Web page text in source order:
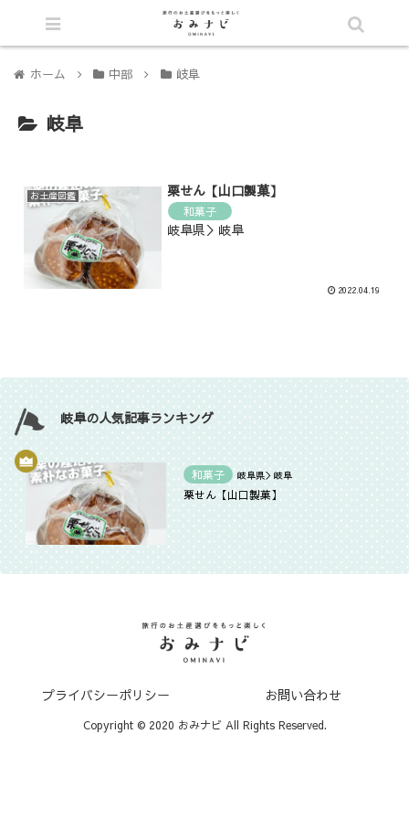
ホーム 中部 岐阜
岐阜
お土産図鑑 栗せん【山口製菓】
和菓子
岐阜県＞岐阜
2022.04.19
岐阜の人気記事ランキング
和菓子 岐阜県＞岐阜
栗せん【山口製菓】
プライバシーポリシー お問い合わせ
Copyright © 2020 おみナビ All Rights Reserved.
シェア